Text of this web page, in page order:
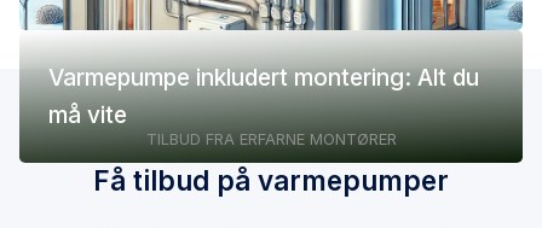
Varmepumpe inkludert montering: Alt du
må vite
TILBUD FRA ERFARNE MONTØRER
Få tilbud på varmepumper